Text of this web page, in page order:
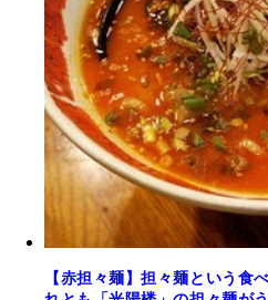
【赤担々麺】担々麺という食